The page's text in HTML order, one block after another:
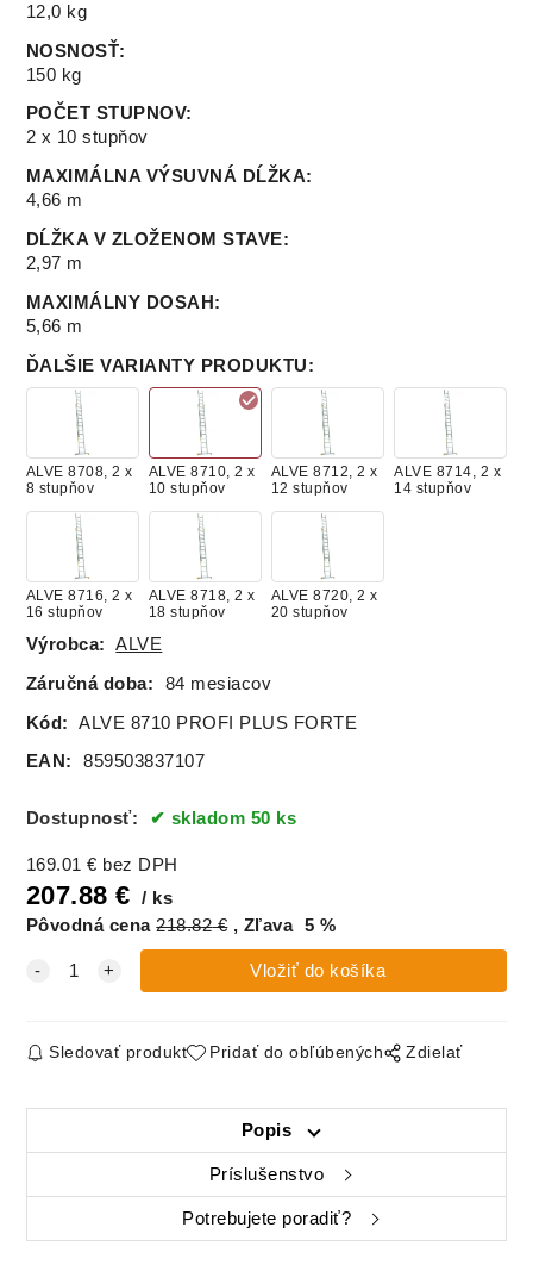
12,0 kg
NOSNOSŤ:
150 kg
POČET STUPNOV:
2 x 10 stupňov
MAXIMÁLNA VÝSUVNÁ DĹŽKA:
4,66 m
DĹŽKA V ZLOŽENOM STAVE:
2,97 m
MAXIMÁLNY DOSAH :
5,66 m
ĎALŠIE VARIANTY PRODUKTU:
ALVE 8708, 2 x
8 stupňov
ALVE 8710, 2 x
10 stupňov
ALVE 8712, 2 x
12 stupňov
ALVE 8714, 2 x
14 stupňov
ALVE 8716, 2 x
16 stupňov
ALVE 8718, 2 x
18 stupňov
ALVE 8720, 2 x
20 stupňov
Výrobca: ALVE
Záručná doba: 84 mesiacov
Kód: ALVE 8710 PROFI PLUS FORTE
EAN: 859503837107
Dostupnosť: skladom 50 ks
169.01 € bez DPH
207.88 €
ks
Pôvodná cena 218.82€ Zľava 5 %
Sledovať produkt Pridať do obľúbených Zdielať
Popis
Príslušenstvo
Potrebujete poradiť?